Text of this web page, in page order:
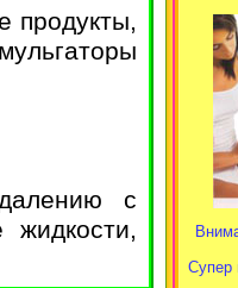
продукты,
с
Супер